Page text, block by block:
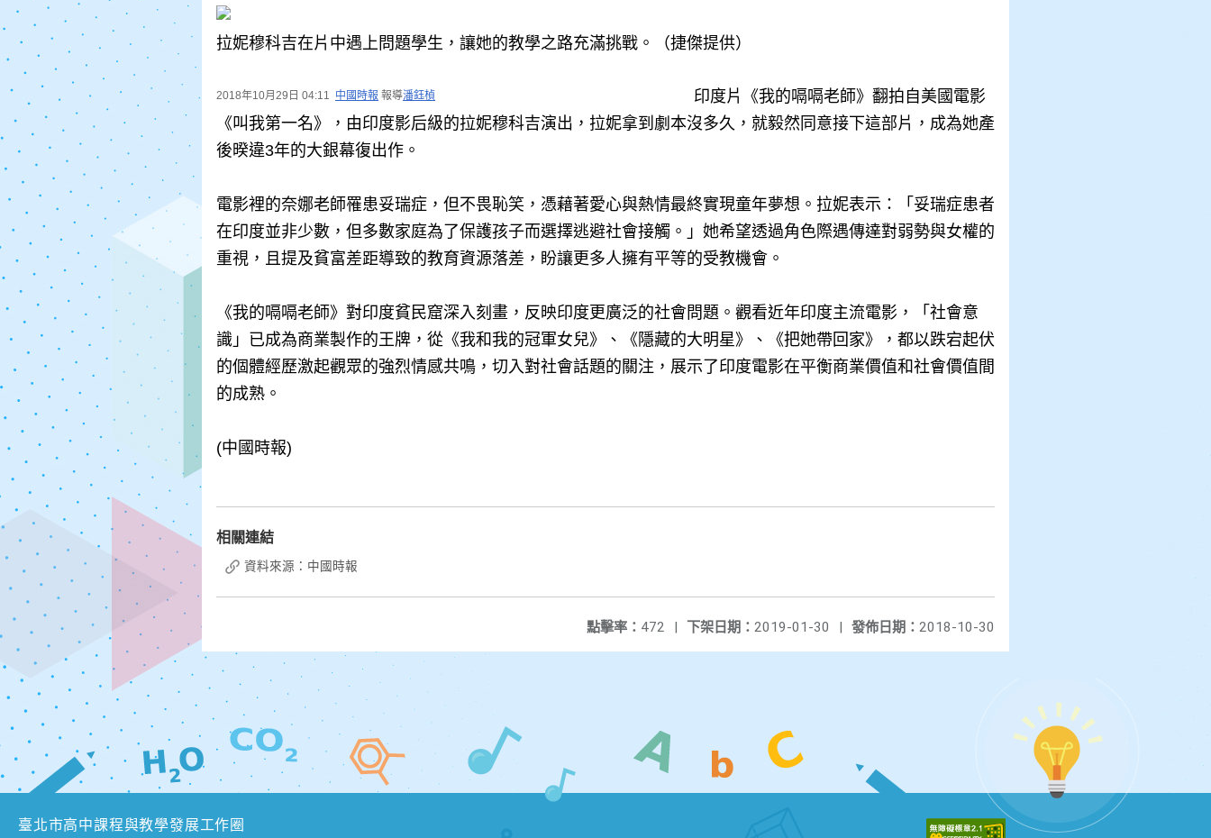
拉妮穆科吉在片中遇上問題學生，讓她的教學之路充滿挑戰。（捷傑提供）
2018年10月29日 04:11 中國時報 報導潘鈺楨
印度片《我的嗝嗝老師》翻拍自美國電影
《叫我第一名》，由印度影后級的拉妮穆科吉演出，拉妮拿到劇本沒多久，就毅然同意接下這部片，成為她產
後暌違3年的大銀幕復出作。
電影裡的奈娜老師罹患妥瑞症，但不畏恥笑，憑藉著愛心與熱情最終實現童年夢想。拉妮表示：「妥瑞症患者
在印度並非少數，但多數家庭為了保護孩子而選擇逃避社會接觸。」她希望透過角色際遇傳達對弱勢與女權的
重視，且提及貧富差距導致的教育資源落差，盼讓更多人擁有平等的受教機會。
《我的嗝嗝老師》對印度貧民窟深入刻畫，反映印度更廣泛的社會問題。觀看近年印度主流電影，「社會意
識」已成為商業製作的王牌，從《我和我的冠軍女兒》、《隱藏的大明星》、《把她帶回家》，都以跌宕起伏
的個體經歷激起觀眾的強烈情感共鳴，切入對社會話題的關注，展示了印度電影在平衡商業價值和社會價值間
的成熟。
(中國時報)
相關連結
資料來源：中國時報
發佈日期： 2018-10-30
下架日期： 2019-01-30 |
點擊率： 472 |
臺北市高中課程與教學發展工作圈